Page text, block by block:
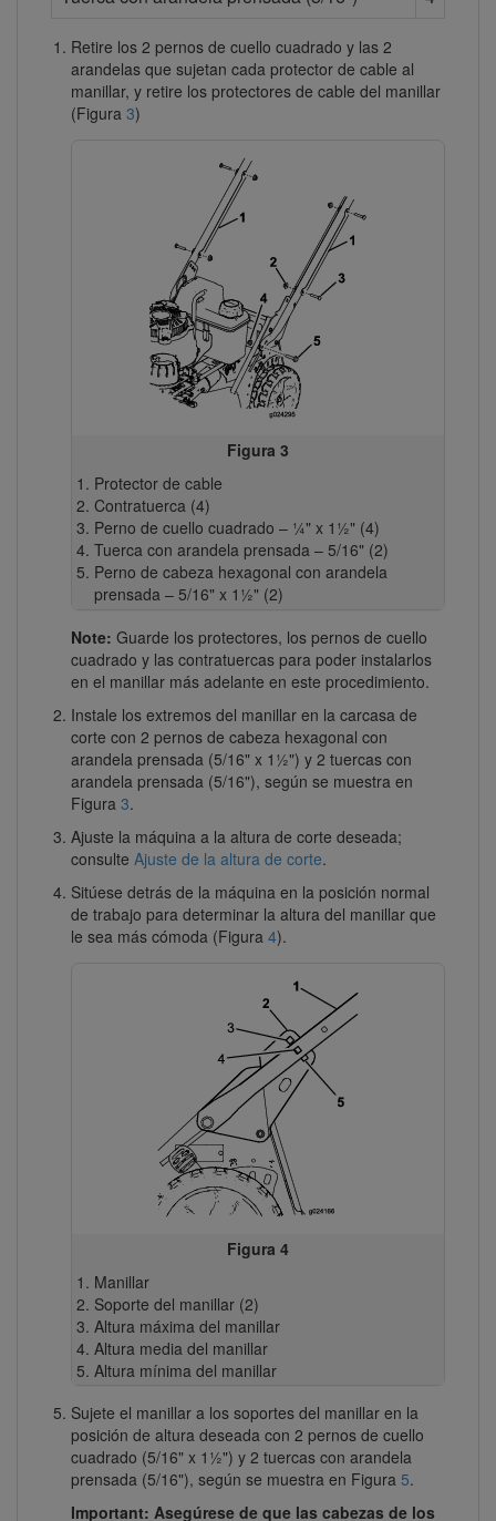
Retire los 2 pernos de cuello cuadrado y las 2
arandelas que sujetan cada protector de cable al
manillar, y retire los protectores de cable del manillar
(Figura 3)
Figura 3
Protector de cable
Contratuerca (4)
Perno de cuello cuadrado – ¼" x 1½" (4)
Tuerca con arandela prensada – 5/16" (2)
Perno de cabeza hexagonal con arandela
prensada – 5/16" x 1½" (2)
Note: Guarde los protectores, los pernos de cuello
cuadrado y las contratuercas para poder instalarlos
en el manillar más adelante en este procedimiento.
Instale los extremos del manillar en la carcasa de
corte con 2 pernos de cabeza hexagonal con
arandela prensada (5/16" x 1½") y 2 tuercas con
arandela prensada (5/16"), según se muestra en
Figura 3.
Ajuste la máquina a la altura de corte deseada;
consulte Ajuste de la altura de corte.
Sitúese detrás de la máquina en la posición normal
de trabajo para determinar la altura del manillar que
le sea más cómoda (Figura 4).
Figura 4
Manillar
Soporte del manillar (2)
Altura máxima del manillar
Altura media del manillar
Altura mínima del manillar
Sujete el manillar a los soportes del manillar en la
posición de altura deseada con 2 pernos de cuello
cuadrado (5/16" x 1½") y 2 tuercas con arandela
prensada (5/16"), según se muestra en Figura 5.
Important: Asegúrese de que las cabezas de los